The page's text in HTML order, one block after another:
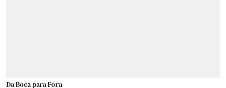
Da Boca para Fora